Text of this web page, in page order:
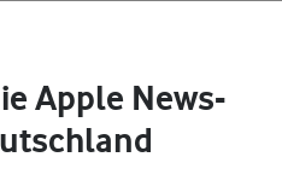
Apple News-